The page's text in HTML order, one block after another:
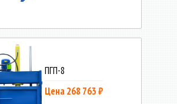
ПГП-8
Цена 268 763 ₽